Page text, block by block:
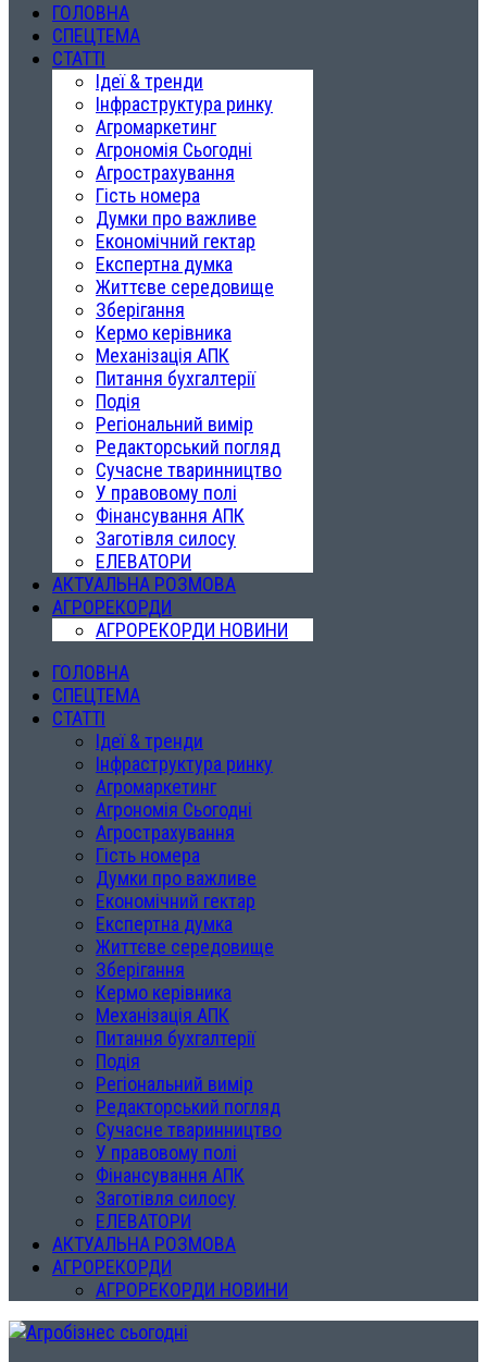
ГОЛОВНА
СПЕЦТЕМА
СТАТТІ
Ідеї & тренди
Інфраструктура ринку
Агромаркетинг
Агрономія Сьогодні
Агрострахування
Гість номера
Думки про важливе
Економічний гектар
Експертна думка
Життєве середовище
Зберігання
Кермо керівника
Механізація АПК
Питання бухгалтерії
Подія
Регіональний вимір
Редакторський погляд
Сучасне тваринництво
У правовому полі
Фінансування АПК
Заготівля силосу
ЕЛЕВАТОРИ
АКТУАЛЬНА РОЗМОВА
АГРОРЕКОРДИ
АГРОРЕКОРДИ НОВИНИ
ГОЛОВНА
СПЕЦТЕМА
СТАТТІ
Ідеї & тренди
Інфраструктура ринку
Агромаркетинг
Агрономія Сьогодні
Агрострахування
Гість номера
Думки про важливе
Економічний гектар
Експертна думка
Життєве середовище
Зберігання
Кермо керівника
Механізація АПК
Питання бухгалтерії
Подія
Регіональний вимір
Редакторський погляд
Сучасне тваринництво
У правовому полі
Фінансування АПК
Заготівля силосу
ЕЛЕВАТОРИ
АКТУАЛЬНА РОЗМОВА
АГРОРЕКОРДИ
АГРОРЕКОРДИ НОВИНИ